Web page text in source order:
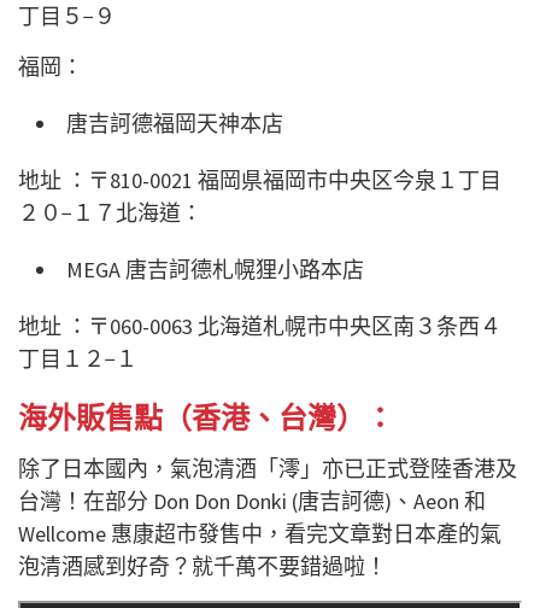
丁目５−９
福岡：
唐吉訶德福岡天神本店
地址 ：〒810-0021 福岡県福岡市中央区今泉１丁目
２０−１７北海道：
MEGA 唐吉訶德札幌狸小路本店
地址 ：〒060-0063 北海道札幌市中央区南３条西４
丁目１２−１
海外販售點（香港、台灣）：
除了日本國內，氣泡清酒「澪」亦已正式登陸香港及
台灣！在部分 Don Don Donki (唐吉訶德)、Aeon 和
Wellcome 惠康超市發售中，看完文章對日本產的氣
泡清酒感到好奇？就千萬不要錯過啦！